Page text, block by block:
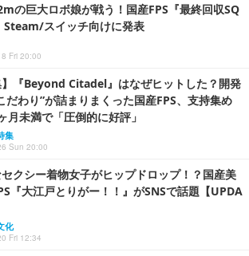
の巨大ロボ娘が戦う！国産FPS『最終回収SQ
Steam/スイッチ向けに発表
Fri 20:00
】『Beyond Citadel』はなぜヒットした？開発
だわり”が詰まりまくった国産FPS、支持集め
月未満で「圧倒的に好評」
集
Sun 20:00
クシー着物女子がヒップドロップ！？国産美
『大江戸とりがー！！』がSNSで話題【UPDA
化
Fri 12:34